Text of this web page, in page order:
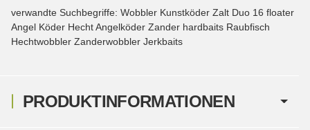
PRODUKTINFORMATIONEN
verwandte Suchbegriffe: Wobbler Kunstköder Zalt Duo 16 floater
Angel Köder Hecht Angelköder Zander hardbaits Raubfisch
Hechtwobbler Zanderwobbler Jerkbaits